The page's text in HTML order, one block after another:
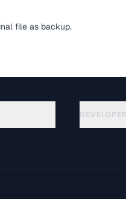
file as backup.